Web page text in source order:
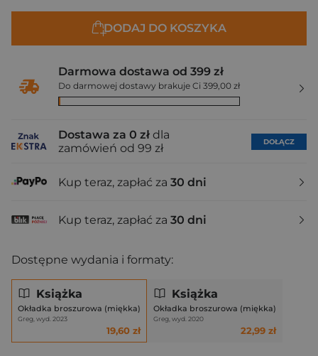
DODAJ DO KOSZYKA
Darmowa dostawa od 399 zł
Do darmowej dostawy brakuje Ci 399,00 zł
Dostawa za 0 zł dla
zamówień od 99 zł
DOŁĄCZ
Kup teraz, zapłać za 30 dni
Kup teraz, zapłać za 30 dni
Dostępne wydania i formaty:
Książka
Okładka broszurowa (miękka)
Greg, wyd. 2023
19,60 zł
Książka
Okładka broszurowa (miękka)
Greg, wyd. 2020
22,99 zł